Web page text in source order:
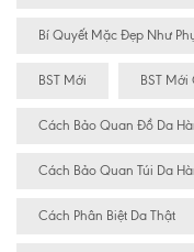
Bí Quyết Mặc Đẹp Như
BST Mới BST
Cách Bảo Quan Đồ Da
Cách Bảo Quan Túi Da
Cách Phân Biệt Da Thật